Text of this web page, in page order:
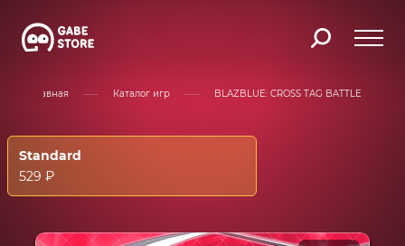
Главная Каталог игр BLAZBLUE: CROSS TAG BATTLE
Standard
529 ₽